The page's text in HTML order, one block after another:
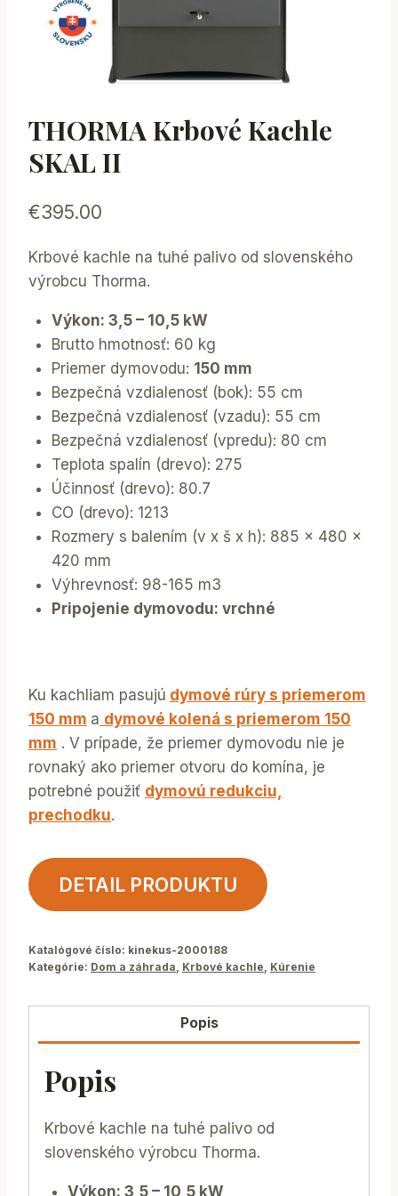
THORMA Krbové Kachle
SKAL II
€395.00
Krbové kachle na tuhé palivo od slovenského
výrobcu Thorma.
Výkon: 3,5 – 10,5 kW
Brutto hmotnosť: 60 kg
Priemer dymovodu: 150 mm
Bezpečná vzdialenosť (bok): 55 cm
Bezpečná vzdialenosť (vzadu): 55 cm
Bezpečná vzdialenosť (vpredu): 80 cm
Teplota spalín (drevo): 275
Účinnosť (drevo): 80.7
CO (drevo): 1213
Rozmery s balením (v x š x h): 885 x 480 x
420 mm
Výhrevnosť: 98-165 m3
Pripojenie dymovodu: vrchné
Ku kachliam pasujú dymové rúry s priemerom
150 mm a dymové kolená s priemerom 150
mm . V prípade, že priemer dymovodu nie je
rovnaký ako priemer otvoru do komína, je
potrebné použiť dymovú redukciu,
prechodku.
DETAIL PRODUKTU
Katalógové číslo: kinekus-2000188
Kategórie: Dom a záhrada Krbové kachle Kúrenie
Popis
Popis
Krbové kachle na tuhé palivo od
slovenského výrobcu Thorma.
Výkon: 3,5 – 10,5 kW